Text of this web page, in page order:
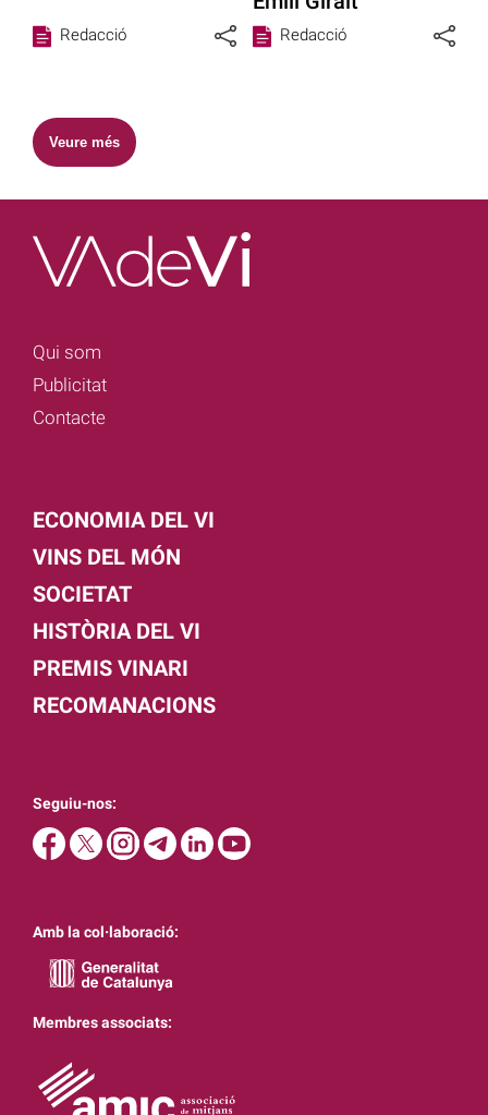
Redacció Redacció
Veure més
Qui som
Publicitat
Contacte
ECONOMIA DEL VI
VINS DEL MÓN
SOCIETAT
HISTÒRIA DEL VI
PREMIS VINARI
RECOMANACIONS
Seguiu-nos:
Amb la col·laboració:
Membres associats: